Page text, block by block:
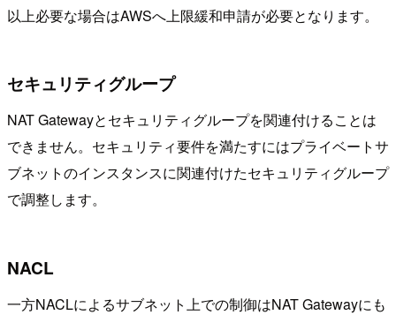
以上必要な場合はAWSへ上限緩和申請が必要となります。
セキュリティグループ
NAT Gatewayとセキュリティグループを関連付けることは
できません。セキュリティ要件を満たすにはプライベートサ
ブネットのインスタンスに関連付けたセキュリティグループ
で調整します。
NACL
一方NACLによるサブネット上での制御はNAT Gatewayにも